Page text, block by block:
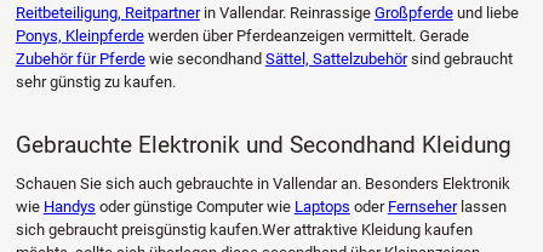
Reitbeteiligung, Reitpartnerin Vallendar. Reinrassige Großpferdeund liebe
Ponys, Kleinpferdewerden über Pferdeanzeigen vermittelt. Gerade
Zubehör für Pferdewie secondhand Sättel, Sattelzubehörsind gebraucht
sehr günstig zu kaufen.
Gebrauchte Elektronik und Secondhand Kleidung
Schauen Sie sich auch gebrauchte in Vallendar an. Besonders Elektronik
wie Handys oder günstige Computer wie Laptops oder Fernseherlassen
sich gebraucht preisgünstig kaufen.Wer attraktive Kleidung kaufen